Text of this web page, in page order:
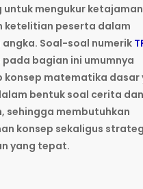
untuk mengukur ketajaman
ketelitian peserta dalam
Soal-soal numerik
pada bagian ini umumnya
konsep matematika dasar
bentuk soal cerita dan
sehingga membutuhkan
konsep sekaligus
yang tepat.